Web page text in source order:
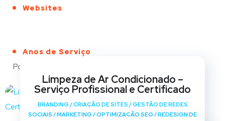
Websites
Anos de Serviço
Portfólio
Limpeza de Ar Condicionado –
Serviço Profissional e Certificado
BRANDING /CRIAÇÃO DE SITES /GESTÃO DE REDES
SOCIAIS /MARKETING /OPTIMIZAÇÃO SEO /REDESIGN DE